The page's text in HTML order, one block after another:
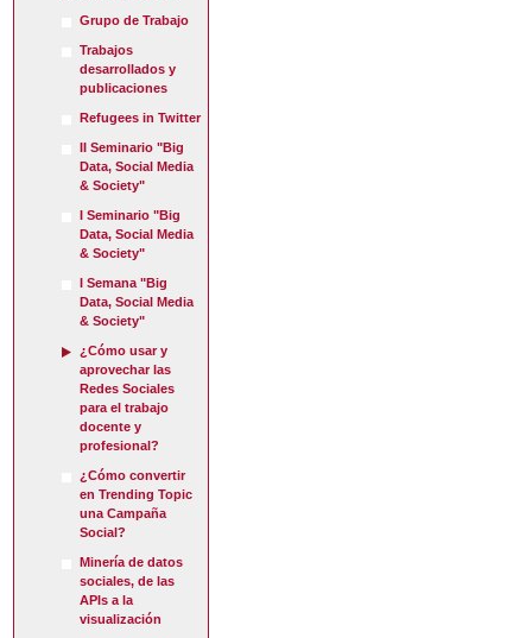
Grupo de Trabajo
Trabajos
desarrollados y
publicaciones
Refugees in Twitter
II Seminario "Big
Data, Social Media
& Society"
I Seminario "Big
Data, Social Media
& Society"
I Semana "Big
Data, Social Media
& Society"
¿Cómo usar y
aprovechar las
Redes Sociales
para el trabajo
docente y
profesional?
¿Cómo convertir
en Trending Topic
una Campaña
Social?
Minería de datos
sociales, de las
APIs a la
visualización